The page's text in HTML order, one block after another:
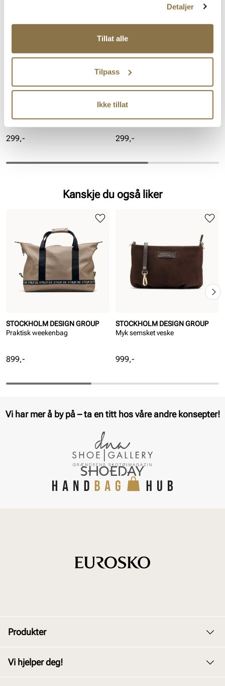
Detaljer
Tillat alle
Tilpass
Ikke tillat
Pris
299,- Pris
299,-
Kanskje du også liker
STOCKHOLM DESIGN GROUP
Praktisk weekenbag
Pris
899,-
STOCKHOLM DESIGN GROUP
Myk semsket veske
Pris
999,-
Vi har mer å by på – ta en titt hos våre andre konsepter!
Produkter
Vi hjelper deg!